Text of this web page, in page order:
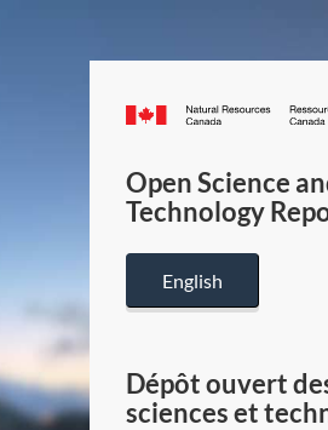
Canada.ca
Open Science
Technology
English
Dépôt ouvert
sciences et